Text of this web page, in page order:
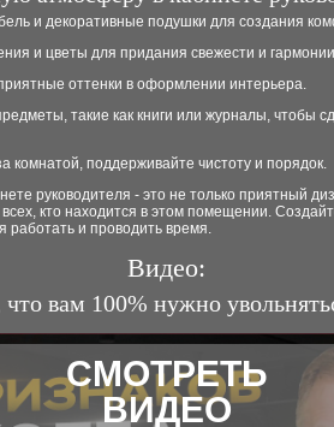
и декоративные подушки для создания
и цветы для придания свежести и
оттенки в оформлении интерьера.
такие как книги или журналы, чтобы
комнатой, поддерживайте чистоту и порядок.
руководителя - это не только приятный
кто находится в этом помещении.
работать и проводить время.
Видео:
что вам 100% нужно
СМОТРЕТЬ
ВИДЕО